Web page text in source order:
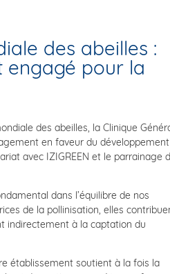
des abeilles :
pour la
des abeilles, la Clinique
en faveur du développement
avec IZIGREEN et le parrainage
dans l’équilibre de nos
de la pollinisation, elles
indirectement à la captation du
établissement soutient à la fois la